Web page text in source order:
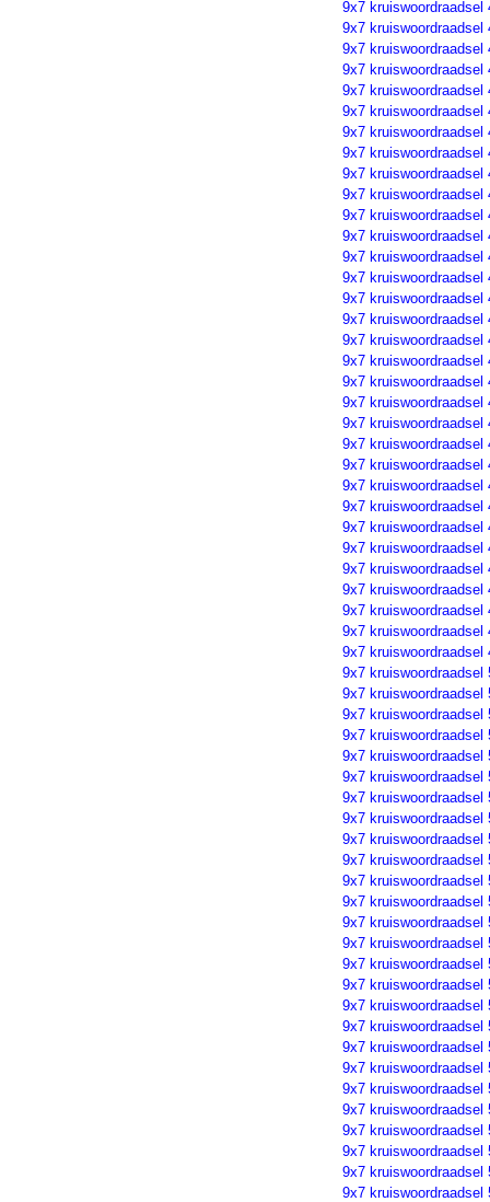
9x7 kruiswoordraadsel
9x7 kruiswoordraadsel
9x7 kruiswoordraadsel
9x7 kruiswoordraadsel
9x7 kruiswoordraadsel
9x7 kruiswoordraadsel
9x7 kruiswoordraadsel
9x7 kruiswoordraadsel
9x7 kruiswoordraadsel
9x7 kruiswoordraadsel
9x7 kruiswoordraadsel
9x7 kruiswoordraadsel
9x7 kruiswoordraadsel
9x7 kruiswoordraadsel
9x7 kruiswoordraadsel
9x7 kruiswoordraadsel
9x7 kruiswoordraadsel
9x7 kruiswoordraadsel
9x7 kruiswoordraadsel
9x7 kruiswoordraadsel
9x7 kruiswoordraadsel
9x7 kruiswoordraadsel
9x7 kruiswoordraadsel
9x7 kruiswoordraadsel
9x7 kruiswoordraadsel
9x7 kruiswoordraadsel
9x7 kruiswoordraadsel
9x7 kruiswoordraadsel
9x7 kruiswoordraadsel
9x7 kruiswoordraadsel
9x7 kruiswoordraadsel
9x7 kruiswoordraadsel
9x7 kruiswoordraadsel
9x7 kruiswoordraadsel
9x7 kruiswoordraadsel
9x7 kruiswoordraadsel
9x7 kruiswoordraadsel
9x7 kruiswoordraadsel
9x7 kruiswoordraadsel
9x7 kruiswoordraadsel
9x7 kruiswoordraadsel
9x7 kruiswoordraadsel
9x7 kruiswoordraadsel
9x7 kruiswoordraadsel
9x7 kruiswoordraadsel
9x7 kruiswoordraadsel
9x7 kruiswoordraadsel
9x7 kruiswoordraadsel
9x7 kruiswoordraadsel
9x7 kruiswoordraadsel
9x7 kruiswoordraadsel
9x7 kruiswoordraadsel
9x7 kruiswoordraadsel
9x7 kruiswoordraadsel
9x7 kruiswoordraadsel
9x7 kruiswoordraadsel
9x7 kruiswoordraadsel
9x7 kruiswoordraadsel